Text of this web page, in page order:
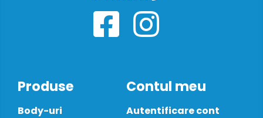
Produse
Body-uri
Contul meu
Autentificare cont